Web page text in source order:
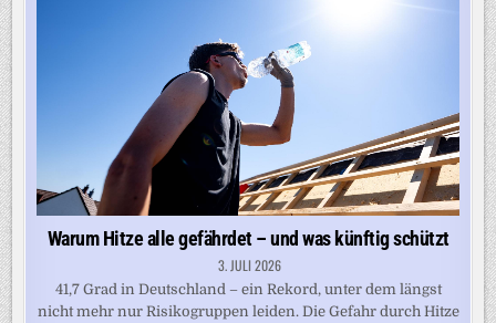
Warum Hitze alle gefährdet – und was künftig schützt
3. JULI 2026
41,7 Grad in Deutschland – ein Rekord, unter dem längst
nicht mehr nur Risikogruppen leiden. Die Gefahr durch Hitze